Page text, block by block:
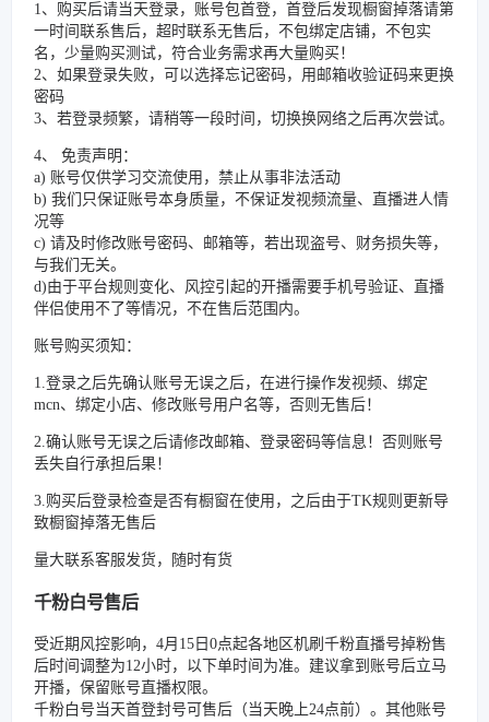
1、购买后请当天登录，账号包首登，首登后发现橱窗掉落请第
一时间联系售后，超时联系无售后，不包绑定店铺，不包实
名，少量购买测试，符合业务需求再大量购买！
2、如果登录失败，可以选择忘记密码，用邮箱收验证码来更换
密码
3、若登录频繁，请稍等一段时间，切换换网络之后再次尝试。
4、 免责声明：
a) 账号仅供学习交流使用，禁止从事非法活动
b) 我们只保证账号本身质量，不保证发视频流量、直播进人情
况等
c) 请及时修改账号密码、邮箱等，若出现盗号、财务损失等，
与我们无关。
d)由于平台规则变化、风控引起的开播需要手机号验证、直播
伴侣使用不了等情况，不在售后范围内。
账号购买须知：
1.登录之后先确认账号无误之后，在进行操作发视频、绑定
mcn、绑定小店、修改账号用户名等，否则无售后！
2.确认账号无误之后请修改邮箱、登录密码等信息！否则账号
丢失自行承担后果！
3.购买后登录检查是否有橱窗在使用，之后由于TK规则更新导
致橱窗掉落无售后
量大联系客服发货，随时有货
千粉白号售后
受近期风控影响，4月15日0点起各地区机刷千粉直播号掉粉售
后时间调整为12小时，以下单时间为准。建议拿到账号后立马
开播，保留账号直播权限。
千粉白号当天首登封号可售后（当天晚上24点前）。其他账号